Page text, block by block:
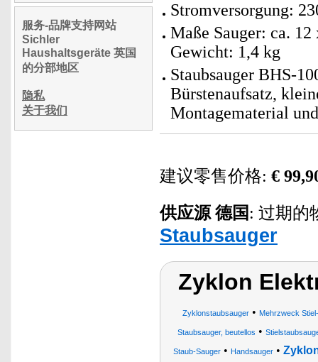
服务-品牌支持网站
Sichler
Haushaltsgeräte 英国
的分部地区
隐私
关于我们
Stromversorgung:
Maße Sauger: ca.
Gewicht: 1,4 kg
Staubsauger BHS-
Bürstenaufsatz,
Montagematerial
建议零售价格: €
供应源 德国 : 过期的
Staubsauger
Zyklon
Zyklonstaubsauger • Mehrzweck
Staubsauger, beutellos •
Staub-Sauger • Handsauger •